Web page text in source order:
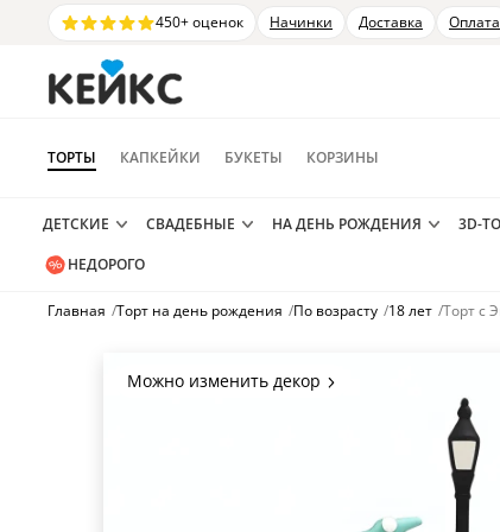
450+ оценок Начинки Доставка Оплата
ТОРТЫ КАПКЕЙКИ БУКЕТЫ КОРЗИНЫ
ДЕТСКИЕ СВАДЕБНЫЕ НА ДЕНЬ РОЖДЕНИЯ 3D-
НЕДОРОГО
Главная /Торт на день рождения /По возрасту /18 лет /Торт с
Можно изменить декор